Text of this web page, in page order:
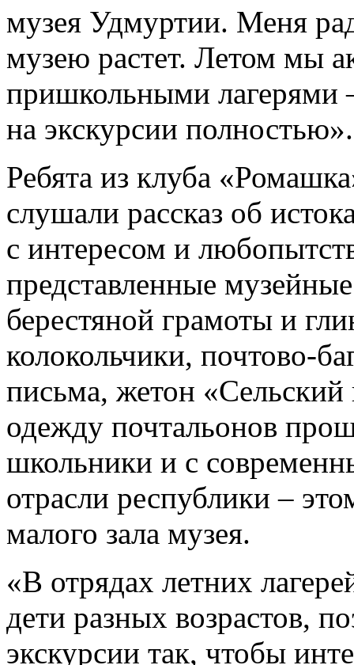
музея Удмуртии. Меня
музею растет. Летом мы
пришкольными лагерями
на экскурсии полностью».
Ребята из клуба
слушали рассказ об
с интересом и
представленные
берестяной грамоты и
колокольчики, почтово-
письма, жетон
одежду почтальонов
школьники и с
отрасли республики –
малого зала музея.
«В отрядах летних
дети разных возрастов,
экскурсии так, чтобы